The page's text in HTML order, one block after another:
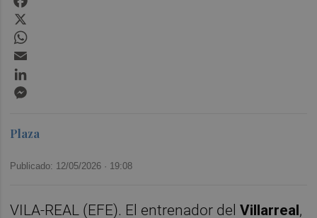
Plaza
Publicado: 12/05/2026 · 19:08
VILA-REAL (EFE). El entrenador delVillarreal,